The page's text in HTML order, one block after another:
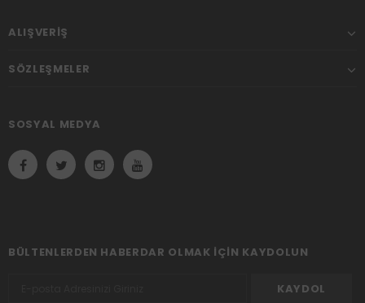
ALIŞVERIŞ
SÖZLEŞMELER
SOSYAL MEDYA
BÜLTENLERDEN HABERDAR OLMAK IÇIN KAYDOLUN